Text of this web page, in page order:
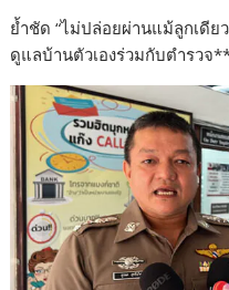
ย้ำชัด “ไม่ปล่อยผ่านแม้ลูกเดีย
ดูแลบ้านตัวเองร่วมกับตำรวจ